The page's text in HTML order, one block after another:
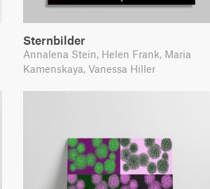
Sternbilder
Annalena Stein, Helen Frank, Maria
Kamenskaya, Vanessa Hiller